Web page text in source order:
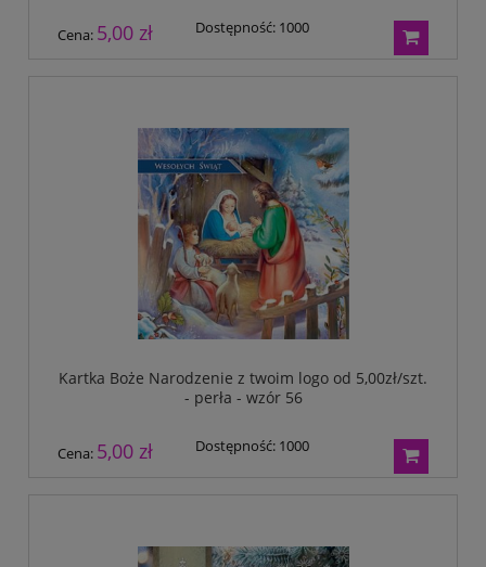
Cena: 5,00 zł Dostępność: 1000
Kartka Boże Narodzenie z twoim logo od 5,00zł/szt.
- perła - wzór 56
Cena: 5,00 zł Dostępność: 1000